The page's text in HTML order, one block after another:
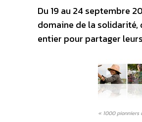
Du 19 au 24 septembre
domaine de la solidarité,
entier pour partager
« 1000 pionniers